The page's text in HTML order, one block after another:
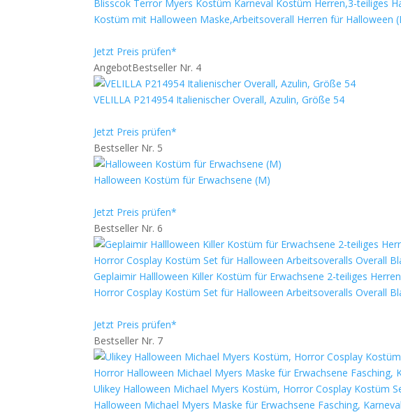
Blisscok Terror Myers Kostüm Karneval Kostüm Herren,3-teiliges
Kostüm mit Halloween Maske,Arbeitsoverall Herren für Halloween
Jetzt Preis prüfen*
AngebotBestseller Nr. 4
VELILLA P214954 Italienischer Overall, Azulin, Größe 54
Jetzt Preis prüfen*
Bestseller Nr. 5
Halloween Kostüm für Erwachsene (M)
Jetzt Preis prüfen*
Bestseller Nr. 6
Geplaimir Hallloween Killer Kostüm für Erwachsene 2-teiliges
Horror Cosplay Kostüm Set für Halloween Arbeitsoveralls Overall
Jetzt Preis prüfen*
Bestseller Nr. 7
Ulikey Halloween Michael Myers Kostüm, Horror Cosplay Kostüm
Halloween Michael Myers Maske für Erwachsene Fasching,